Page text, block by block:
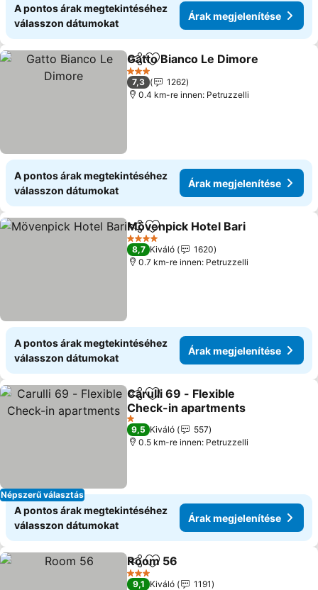
A pontos árak megtekintéséhez
válasszon dátumokat
Árak megjelenítése
Megosztás
Hozzáadás a kedvencekhez
Gatto Bianco Le Dimore
3 Kategória
7,3
1262
0.4 km-re innen: Petruzzelli
A pontos árak megtekintéséhez
válasszon dátumokat
Árak megjelenítése
Megosztás
Hozzáadás a kedvencekhez
Mövenpick Hotel Bari
4 Kategória
8,7 Kiváló
1620
0.7 km-re innen: Petruzzelli
A pontos árak megtekintéséhez
válasszon dátumokat
Árak megjelenítése
Népszerű választás
Megosztás
Hozzáadás a kedvencekhez
Carulli 69 - Flexible
Check-in apartments
1 Kategória
9,5 Kiváló
557
0.5 km-re innen: Petruzzelli
A pontos árak megtekintéséhez
válasszon dátumokat
Árak megjelenítése
MegosztásHozzáadás a kedvencekhez
Room 56
3 Kategória
9,1 Kiváló
1191